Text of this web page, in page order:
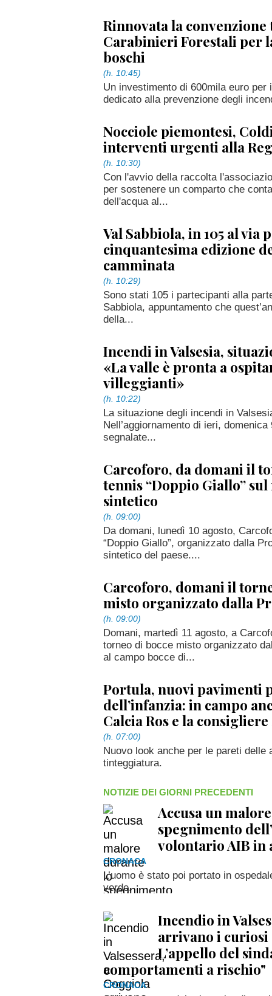
Rinnovata la convenzione
Carabinieri Forestali per
boschi
(h. 10:45)
Un investimento di 600mila euro per
dedicato alla prevenzione degli
Nocciole piemontesi,
interventi urgenti alla
(h. 10:30)
Con l'avvio della raccolta
per sostenere un comparto che
dell'acqua al...
Val Sabbiola, in 105 al via
cinquantesima edizione
camminata
(h. 10:29)
Sono stati 105 i partecipanti alla
Sabbiola, appuntamento che
della...
Incendi in Valsesia,
«La valle è pronta a
villeggianti»
(h. 10:22)
La situazione degli incendi in
Nell’aggiornamento di ieri,
segnalate...
Carcoforo, da domani il
tennis “Doppio Giallo”
sintetico
(h. 09:00)
Da domani, lunedì 10 agosto,
“Doppio Giallo”, organizzato dalla
sintetico del paese....
Carcoforo, domani il
misto organizzato dalla
(h. 09:00)
Domani, martedì 11 agosto, a
torneo di bocce misto organizzato
al campo bocce di...
Portula, nuovi pavimenti
dell’infanzia: in campo
Calcia Ros e la consigliere
(h. 07:00)
Nuovo look anche per le pareti delle
tinteggiatura.
NOTIZIE DEI GIORNI PRECEDENTI
Accusa un
spegnimento
volontario AIB in
CRONACA
L’uomo è stato poi portato in
verde.
Incendio in
arrivano i curiosi
L’appello del
comportamenti a rischio"
CRONACA